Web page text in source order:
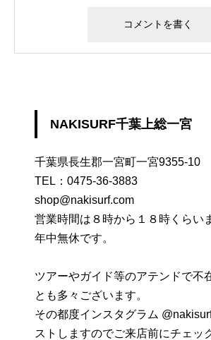
NAKISURF千葉上総一宮
千葉県長生郡一宮町一宮9355-10
TEL： 0475-36-3883
shop@nakisurf.com
営業時間は８時から１８時くらい
年中無休です。
ツアーやガイド等のアテンドで不
とも多々ございます。
その都度インスタグラム
ストしますのでご来店前にチェッ